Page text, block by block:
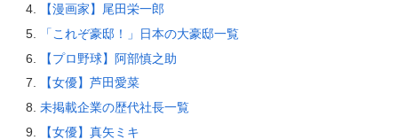
【漫画家】尾田栄一郎
「これぞ豪邸！」日本の大豪邸一覧
【プロ野球】阿部慎之助
【女優】芦田愛菜
未掲載企業の歴代社長一覧
【女優】真矢ミキ